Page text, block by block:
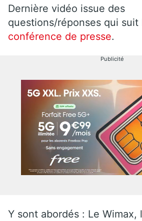
Dernière vidéo issue des
questions/réponses qui suit
conférence de presse.
Publicité
Y sont abordés : Le Wimax,